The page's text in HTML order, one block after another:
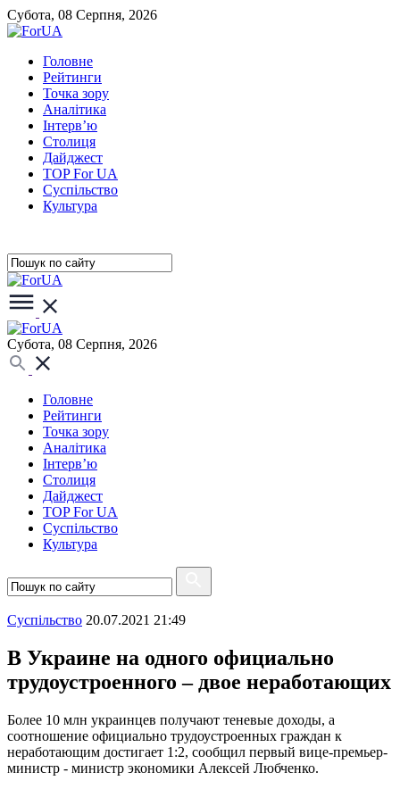
Субота, 08 Серпня, 2026
Головне
Рейтинги
Точка зору
Аналітика
Інтерв’ю
Столиця
Дайджест
TOP For UA
Суспiльство
Культура
Субота, 08 Серпня, 2026
Головне
Рейтинги
Точка зору
Аналітика
Інтерв’ю
Столиця
Дайджест
TOP For UA
Суспiльство
Культура
Суспiльство 20.07.2021 21:49
В Украине на одного официально
трудоустроенного – двое неработающих
Более 10 млн украинцев получают теневые доходы, а
соотношение официально трудоустроенных граждан к
неработающим достигает 1:2, сообщил первый вице-премьер-
министр - министр экономики Алексей Любченко.